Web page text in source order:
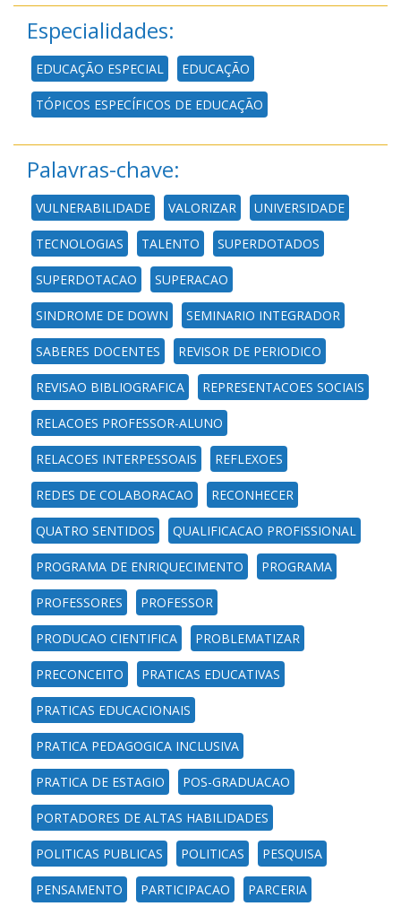
Especialidades:
EDUCAÇÃO ESPECIAL EDUCAÇÃO
TÓPICOS ESPECÍFICOS DE EDUCAÇÃO
Palavras-chave:
VULNERABILIDADE VALORIZAR UNIVERSIDADE
TECNOLOGIAS TALENTO SUPERDOTADOS
SUPERDOTACAO SUPERACAO
SINDROME DE DOWN SEMINARIO INTEGRADOR
SABERES DOCENTES REVISOR DE PERIODICO
REVISAO BIBLIOGRAFICA REPRESENTACOES SOCIAIS
RELACOES PROFESSOR-ALUNO
RELACOES INTERPESSOAIS REFLEXOES
REDES DE COLABORACAO RECONHECER
QUATRO SENTIDOS QUALIFICACAO PROFISSIONAL
PROGRAMA DE ENRIQUECIMENTO PROGRAMA
PROFESSORES PROFESSOR
PRODUCAO CIENTIFICA PROBLEMATIZAR
PRECONCEITO PRATICAS EDUCATIVAS
PRATICAS EDUCACIONAIS
PRATICA PEDAGOGICA INCLUSIVA
PRATICA DE ESTAGIO POS-GRADUACAO
PORTADORES DE ALTAS HABILIDADES
POLITICAS PUBLICAS POLITICAS PESQUISA
PENSAMENTO PARTICIPACAO PARCERIA